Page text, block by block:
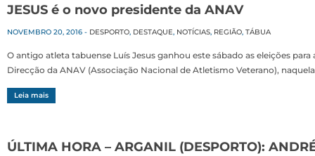
JESUS é o novo presidente da ANAV
NOVEMBRO 20, 2016 - DESPORTO, DESTAQUE, NOTÍCIAS, REGIÃO, TÁBUA
O antigo atleta tabuense Luís Jesus ganhou este sábado as eleições para
Direcção da ANAV (Associação Nacional de Atletismo Veterano),
Leia mais
ÚLTIMA HORA – ARGANIL (DESPORTO):